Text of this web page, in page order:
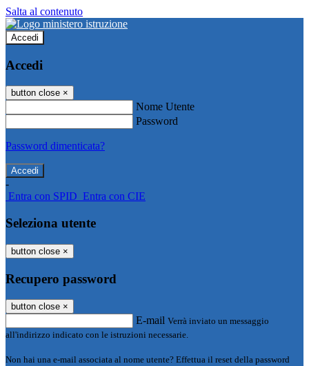
Salta al contenuto
Accedi
Accedi
button close ×
Nome Utente
Password
Password dimenticata?
-
Entra con SPID Entra con CIE
Seleziona utente
button close ×
Recupero password
button close ×
E-mail Verrà inviato un messaggio
all'indirizzo indicato con le istruzioni necessarie.
Non hai una e-mail associata al nome utente? Effettua il reset della password